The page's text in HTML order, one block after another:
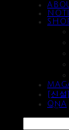
[신
QnA